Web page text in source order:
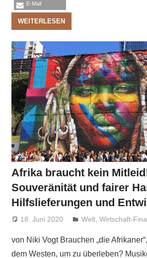
E-Mail
WEITERLESEN
Afrika braucht kein
Souveränität und fairer
Hilfslieferungen und
18. Juni 2020 Niki Vogt
Welt ,Wirtschaft-
von Niki Vogt Brauchen „die
dem Westen, um zu überleben?